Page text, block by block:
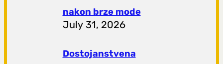
nakon brze mode
July 31, 2026
Dostojanstvena